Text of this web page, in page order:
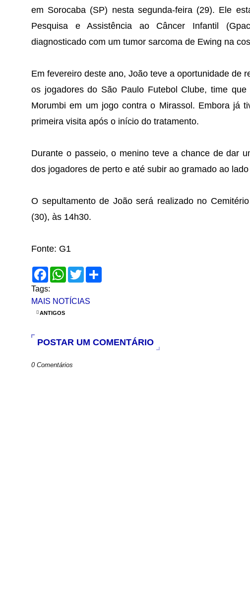
em Sorocaba (SP) nesta segunda-feira (29). Ele
Pesquisa e Assistência ao Câncer Infantil
diagnosticado com um tumor sarcoma de Ewing na
Em fevereiro deste ano, João teve a oportunidade de
os jogadores do São Paulo Futebol Clube, time
Morumbi em um jogo contra o Mirassol. Embora já
primeira visita após o início do tratamento.
Durante o passeio, o menino teve a chance de dar
dos jogadores de perto e até subir ao gramado ao
O sepultamento de João será realizado no
(30), às 14h30.
Fonte: G1
F
a
c
e
b
o
W
h
s
T
w
t
Tags:
MAIS NOTÍCIAS
ANTIGOS
POSTAR UM COMENTÁRIO
0 Comentários